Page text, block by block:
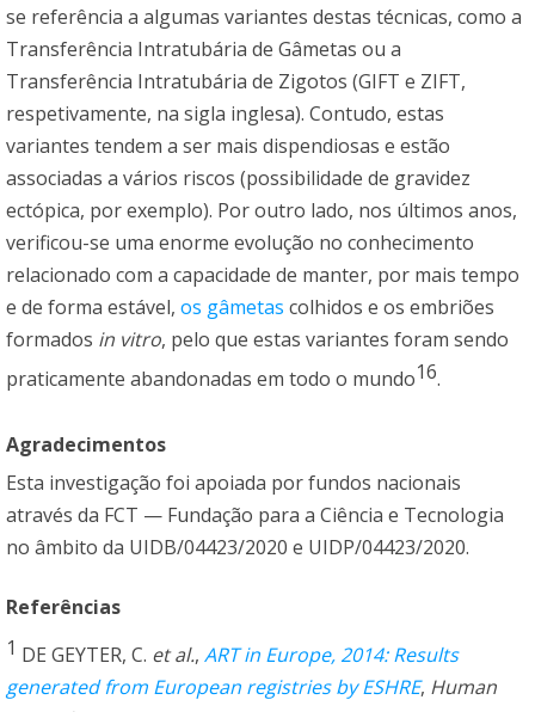
se referência a algumas variantes destas técnicas, como a
Transferência Intratubária de Gâmetas ou a
Transferência Intratubária de Zigotos (GIFT e ZIFT,
respetivamente, na sigla inglesa). Contudo, estas
variantes tendem a ser mais dispendiosas e estão
associadas a vários riscos (possibilidade de gravidez
ectópica, por exemplo). Por outro lado, nos últimos anos,
verificou-se uma enorme evolução no conhecimento
relacionado com a capacidade de manter, por mais tempo
e de forma estável, os gâmetas colhidos e os embriões
formados in vitro, pelo que estas variantes foram sendo
praticamente abandonadas em todo o mundo16.
Agradecimentos
Esta investigação foi apoiada por fundos nacionais
através da FCT — Fundação para a Ciência e Tecnologia
no âmbito da UIDB/04423/2020 e UIDP/04423/2020.
Referências
1 DE GEYTER, C. et al., ART in Europe, 2014: Results
generated from European registries by ESHRE, Human